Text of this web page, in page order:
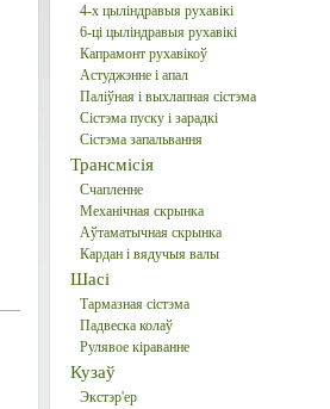
4-х цыліндравыя рухавікі
6-ці цыліндравыя рухавікі
Капрамонт рухавікоў
Астуджэнне і апал
Паліўная і выхлапная сістэма
Сістэма пуску і зарадкі
Сістэма запальвання
Трансмісія
Счапленне
Механічная скрынка
Аўтаматычная скрынка
Кардан і вядучыя валы
Шасі
Тармазная сістэма
Падвеска колаў
Рулявое кіраванне
Кузаў
Экстэр'ер